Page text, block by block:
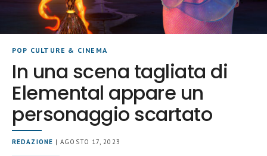
POP CULTURE & CINEMA
In una scena tagliata di
Elemental appare un
personaggio scartato
REDAZIONE | AGOSTO 17, 2023